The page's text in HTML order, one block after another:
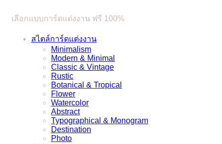
เลือกแบบการ์ดแต่งงาน ฟรี 100%
สไตล์การ์ดแต่งงาน
Minimalism
Modern & Minimal
Classic & Vintage
Rustic
Botanical & Tropical
Flower
Watercolor
Abstract
Typographical & Monogram
Destination
Photo